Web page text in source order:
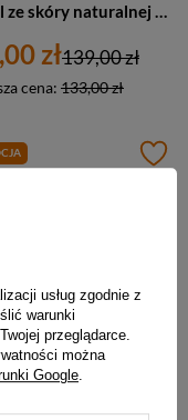
Portfel ze skóry naturalnej damski Barberini's 7021-4 z podwójną klapką granatowy
zł
cena: 133,00 zł
139,00 zł
usług zgodnie z
warunki
przeglądarce.
można
Google